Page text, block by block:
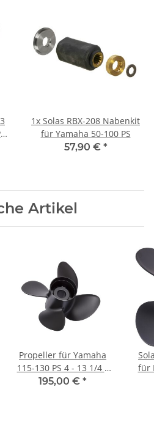
1x Solas RBX-208 Nabenkit
für Yamaha 50-100 PS
57,90 € *
Artikel
Propeller für Yamaha
115-130 PS 4 - 13 1/4 x
13 mit 15 Zähnen
195,00 € *
für